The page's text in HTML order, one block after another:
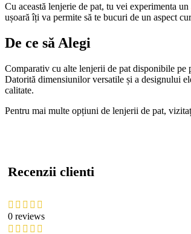
Cu această lenjerie de pat, tu vei experimenta
ușoară îți va permite să te bucuri de un aspect
De ce să Alegi
Comparativ cu alte lenjerii de pat disponibile pe
Datorită dimensiunilor versatile și a designului
calitate.
Pentru mai multe opțiuni de lenjerii de pat,
Recenzii clienti
0 reviews